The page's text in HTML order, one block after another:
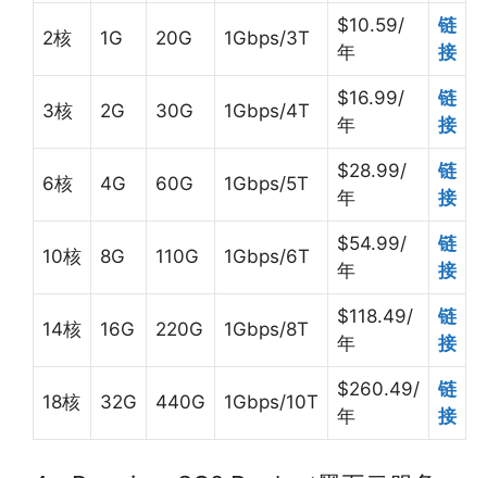
2核 1G 20G 1Gbps/3T
$10.59/
年
链
接
3核 2G 30G 1Gbps/4T
$16.99/
年
链
接
6核 4G 60G 1Gbps/5T
$28.99/
年
链
接
10核 8G 110G 1Gbps/6T
$54.99/
年
链
接
14核 16G 220G 1Gbps/8T
$118.49/
年
链
接
18核 32G 440G 1Gbps/10T
$260.49/
年
链
接